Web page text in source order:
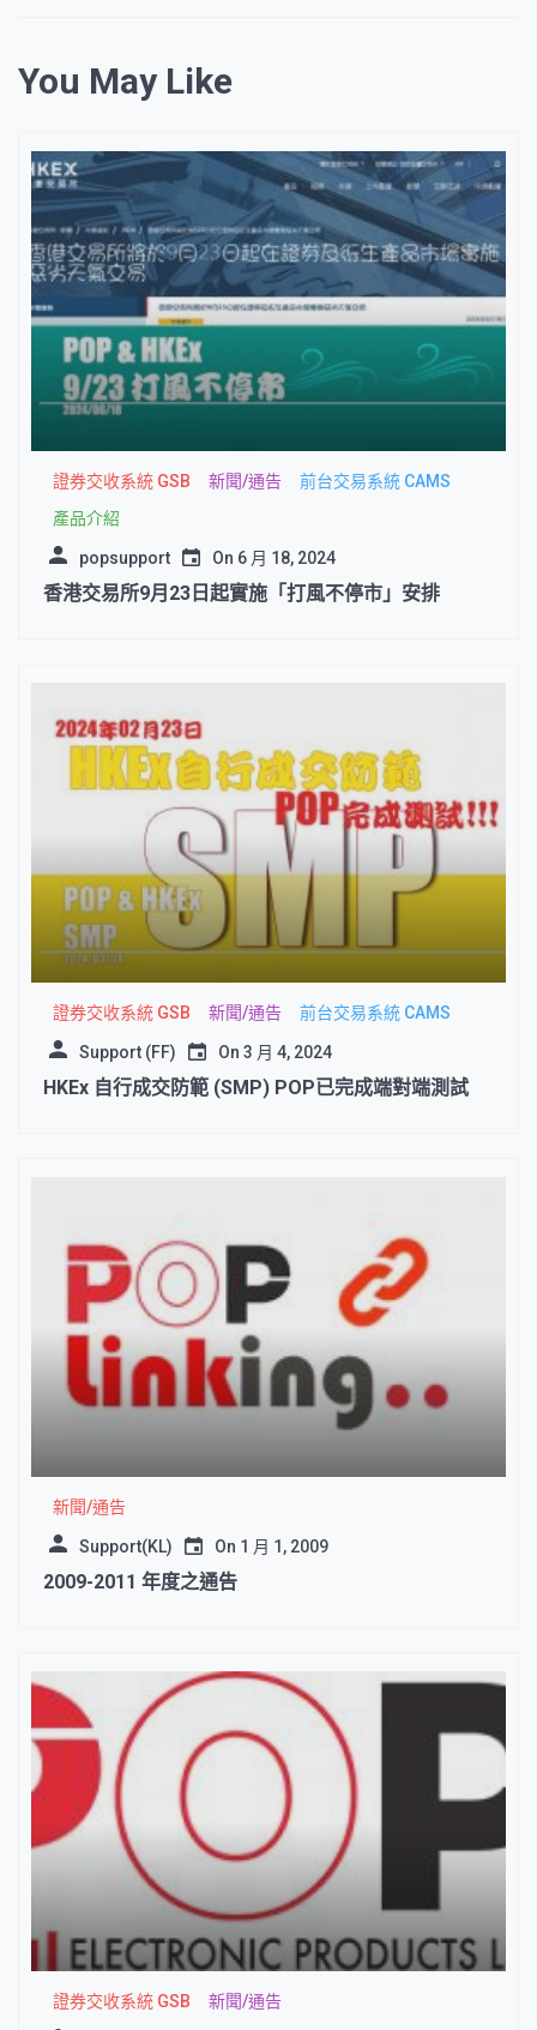
You May Like
證券交收系統 GSB 新聞/通告
前台交易系統 CAMS
產品介紹
popsupport On 6 月 18, 2024
香港交易所9月23日起實施「打風不停市」安排
證券交收系統 GSB 新聞/通告 前台交易系統 CAMS
Support (FF) On 3 月 4, 2024
HKEx 自行成交防範 (SMP) POP已完成端對端測試
新聞/通告
Support(KL) On 1 月 1, 2009
2009-2011 年度之通告
證券交收系統 GSB 新聞/通告